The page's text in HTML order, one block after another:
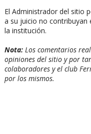
El Administrador del sitio
a su juicio no
la institución.
Nota:Los comentarios
opiniones del sitio y por
colaboradores y el club
por los mismos.